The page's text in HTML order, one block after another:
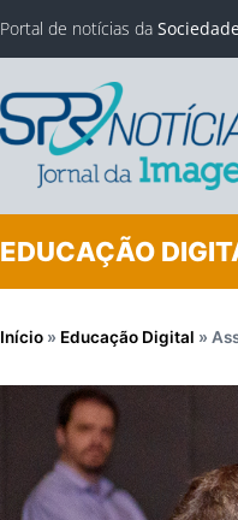
Portal de notícias da
EDUCAÇÃO
Início » Educação Digital »